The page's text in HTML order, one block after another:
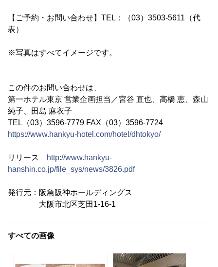
【ご予約・お問い合わせ】TEL：（03）3503-5611（代
表）
※写真はすべてイメージです。
この件のお問い合わせは、
第一ホテル東京 営業企画担当／宮谷 直也、高橋 恵、森山
純子、田島 麻衣子
TEL（03）3596-7779 FAX（03）3596-7724
https://www.hankyu-hotel.com/hotel/dhtokyo/
リリース
http://www.hankyu-
hanshin.co.jp/file_sys/news/3826.pdf
発行元：阪急阪神ホールディングス
大阪市北区芝田1-16-1
すべての画像